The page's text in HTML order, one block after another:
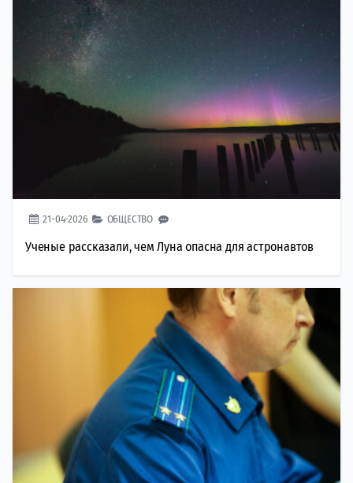
21-04-2026 ОБЩЕСТВО
Ученые рассказали, чем Луна опасна для астронавтов